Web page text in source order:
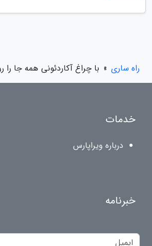
راه ساری » با چراغ آکاردئونی همه جا را
خدمات
درباره ویراپارس
خبرنامه